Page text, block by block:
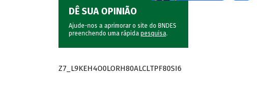
DÊ SUA OPINIÃO
Ajude-nos a aprimorar o site do BNDES
preenchendo uma rápida pesquisa.
Z7_L9KEH4O0LORH80ALCLTPF80SI6